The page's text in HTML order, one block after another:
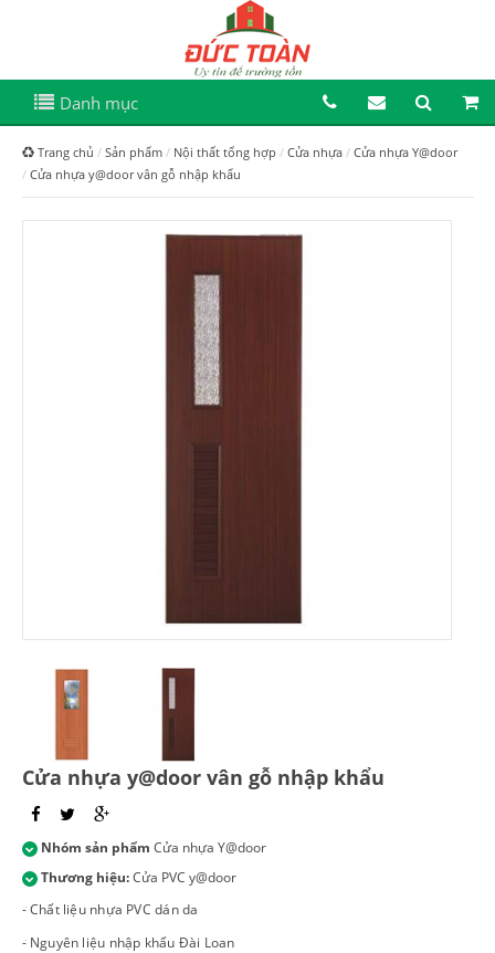
Danh mục
Trang chủ Sản phẩm Nội thất tổng hợp Cửa nhựa
Cửa nhựa Y@door
Cửa nhựa y@door vân gỗ nhập khẩu
Cửa nhựa y@door vân gỗ nhập khẩu
Nhóm sản phẩm Cửa nhựa Y@door
Thương hiệu:Cửa PVC y@door
- Chất liệu nhựa PVC dán da
- Nguyên liệu nhập khẩu Đài Loan